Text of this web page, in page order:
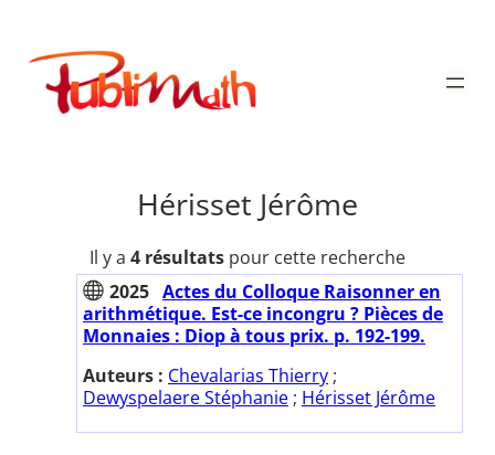
contenu
Publimath
Hérisset Jérôme
Il y a 4 résultats pour cette recherche
2025 Actes du Colloque Raisonner en
arithmétique. Est-ce incongru ? Pièces de
Monnaies : Diop à tous prix. p. 192-199.
Auteurs : Chevalarias Thierry ;
Dewyspelaere Stéphanie ; Hérisset Jérôme